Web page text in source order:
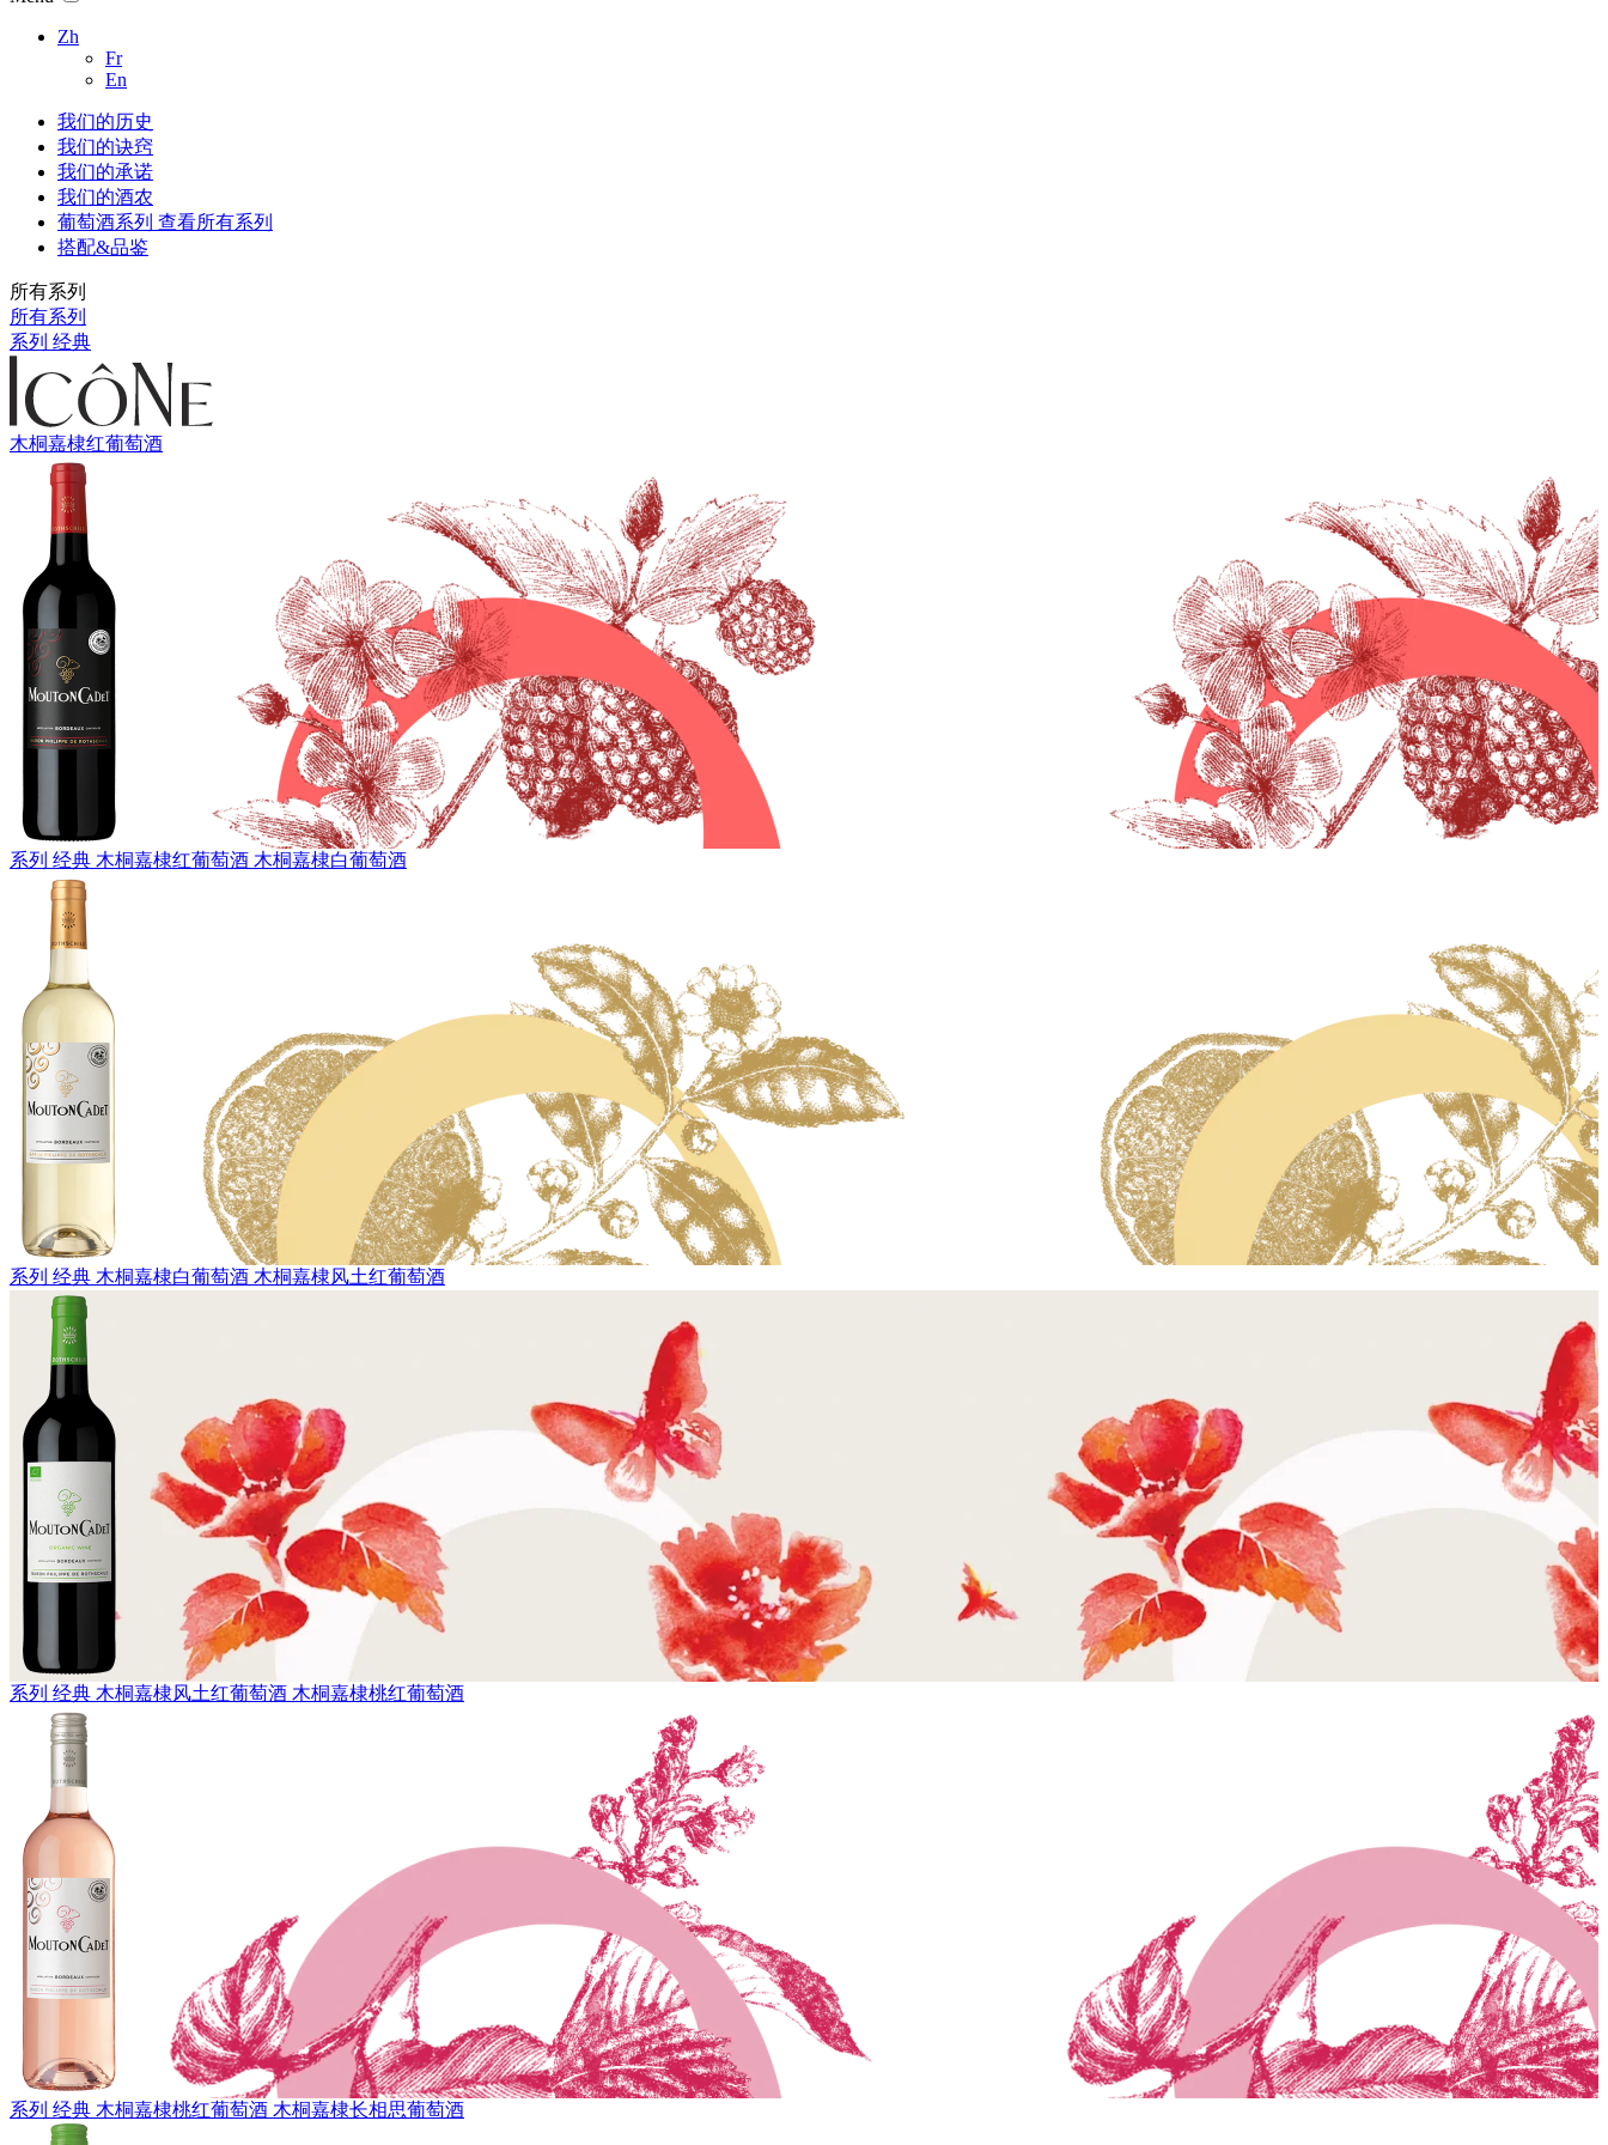
Zh
Fr
En
我们的历史
我们的诀窍
我们的承诺
我们的酒农
葡萄酒系列 查看所有系列
搭配&品鉴
所有系列
所有系列
系列 经典
木桐嘉棣红葡萄酒
系列 经典 木桐嘉棣红葡萄酒 木桐嘉棣白葡萄酒
系列 经典 木桐嘉棣白葡萄酒 木桐嘉棣风土红葡萄酒
系列 经典 木桐嘉棣风土红葡萄酒 木桐嘉棣桃红葡萄酒
系列 经典 木桐嘉棣桃红葡萄酒 木桐嘉棣长相思葡萄酒